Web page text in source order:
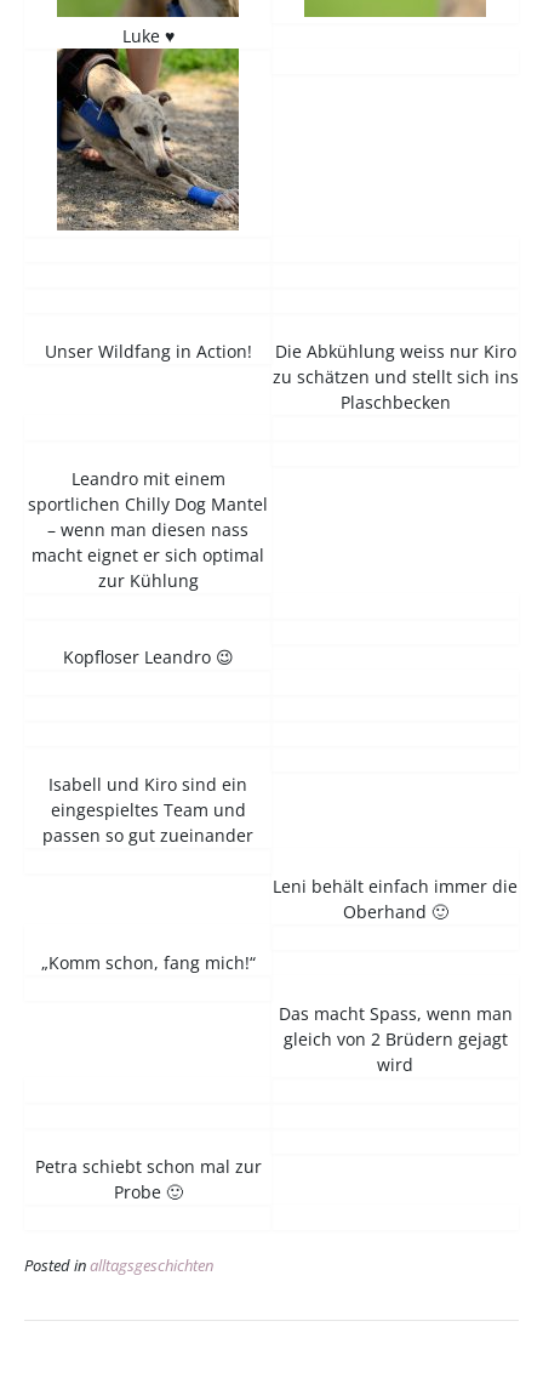
Luke ♥
Unser Wildfang in Action!
Die Abkühlung weiss nur Kiro
zu schätzen und stellt sich ins
Plaschbecken
Leandro mit einem
sportlichen Chilly Dog Mantel
– wenn man diesen nass
macht eignet er sich optimal
zur Kühlung
Kopfloser Leandro 😉
Isabell und Kiro sind ein
eingespieltes Team und
passen so gut zueinander
Leni behält einfach immer die
Oberhand 🙂
„Komm schon, fang mich!“
Das macht Spass, wenn man
gleich von 2 Brüdern gejagt
wird
Petra schiebt schon mal zur
Probe 🙂
Posted inalltagsgeschichten